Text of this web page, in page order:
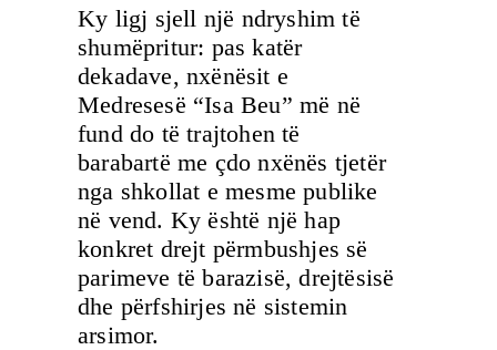
Ky ligj sjell një ndryshim të
shumëpritur: pas katër
dekadave, nxënësit e
Medresesë “Isa Beu” më në
fund do të trajtohen të
barabartë me çdo nxënës tjetër
nga shkollat e mesme publike
në vend. Ky është një hap
konkret drejt përmbushjes së
parimeve të barazisë, drejtësisë
dhe përfshirjes në sistemin
arsimor.